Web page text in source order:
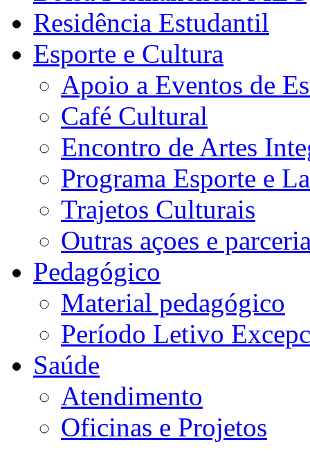
Residência Estudantil
Esporte e Cultura
Apoio a Eventos de
Café Cultural
Encontro de Artes
Programa Esporte e
Trajetos Culturais
Outras açoes e
Pedagógico
Material pedagógico
Período Letivo
Saúde
Atendimento
Oficinas e Projetos